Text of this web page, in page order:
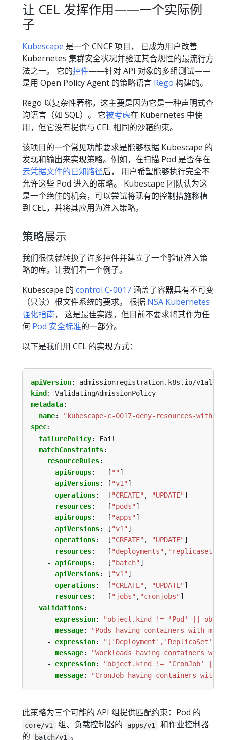
让 CEL 发挥作用——一个实际例
子
Kubescape 是一个 CNCF 项目， 已成为用户改善
Kubernetes 集群安全状况并验证其合规性的最流行方
法之一。 它的控件——针对 API 对象的多组测试——
是用 Open Policy Agent 的策略语言 Rego 构建的。
Rego 以复杂性著称，这主要是因为它是一种声明式查
询语言（如 SQL）。 它被考虑在 Kubernetes 中使
用，但它没有提供与 CEL 相同的沙箱约束。
该项目的一个常见功能要求是能够根据 Kubescape 的
发现和输出来实现策略。例如，在扫描 Pod 是否存在
云凭据文件的已知路径后， 用户希望能够执行完全不
允许这些 Pod 进入的策略。 Kubescape 团队认为这
是一个绝佳的机会，可以尝试将现有的控制措施移植
到 CEL，并将其应用为准入策略。
策略展示
我们很快就转换了许多控件并建立了一个验证准入策
略的库。让我们看一个例子。
Kubescape 的 control C-0017涵盖了容器具有不可变
（只读）根文件系统的要求。 根据 NSA Kubernetes
强化指南， 这是最佳实践，但目前不要求将其作为任
何 Pod 安全标准的一部分。
以下是我们用 CEL 的实现方式：
apiVersion:
admissionregistration.k8s.io/
kind :
ValidatingAdmissionPolicy
metadata:
name:
"kubescape-c-0017-deny-resources-with-
spec:
failurePolicy:
Fail
matchConstraints:
resourceRules:
- apiGroups: [ "" ]
apiVersions: [ "v1" ]
operations: [ "CREATE" , "UPDATE" ]
resources: [ "pods" ]
- apiGroups: [ "apps" ]
apiVersions: [ "v1" ]
operations: [ "CREATE" , "UPDATE" ]
resources: [ "deployments" , "replicasets"
- apiGroups: [ "batch" ]
apiVersions: [ "v1" ]
operations: [ "CREATE" , "UPDATE" ]
resources: [ "jobs" , "cronjobs" ]
validations:
- expression:
"object.kind != 'Pod' ||
message:
"Pods having containers with
- expression:
message:
"Workloads having containers
- expression:
"object.kind != 'CronJob' ||
message: "CronJob having containers with
此策略为三个可能的 API 组提供匹配约束：Pod 的
core/v1 组、负载控制器的 apps/v1
和作业控制器
的
batch/v1 。